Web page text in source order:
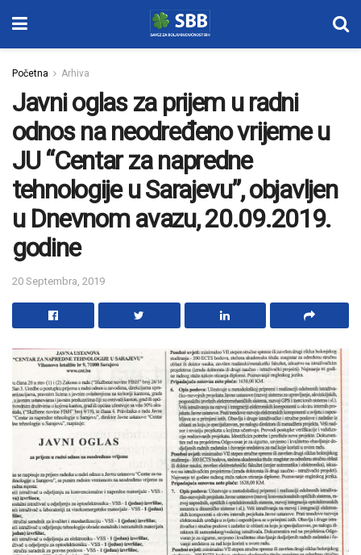
Početna Arhiva
Javni oglas za prijem u radni
odnos na neodređeno vrijeme u
JU “Centar za napredne
tehnologije u Sarajevu”, objavljen
u Dnevnom avazu, 20.09.2019.
godine
20 Septembra, 2019